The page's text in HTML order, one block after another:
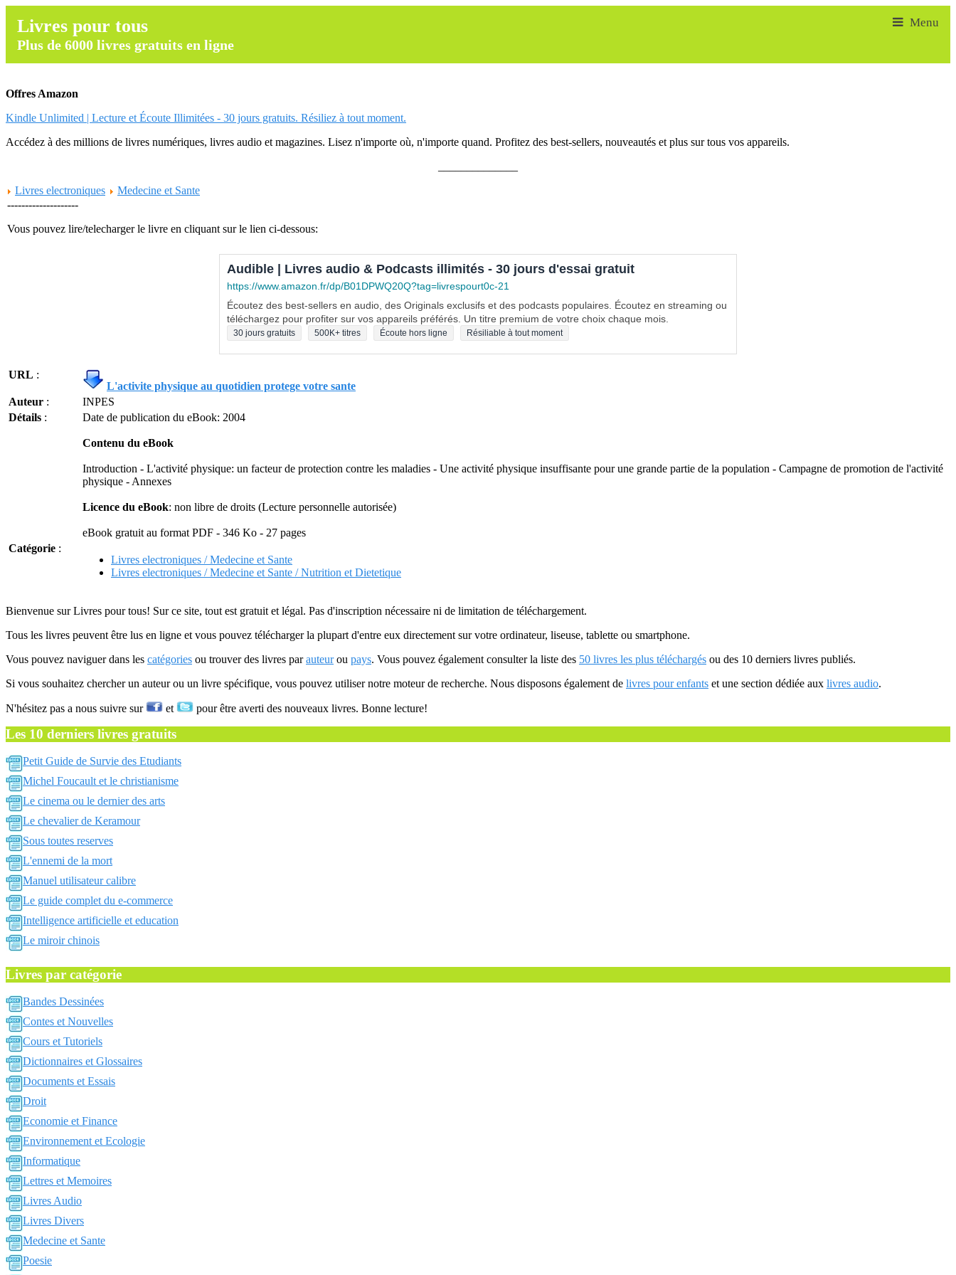
Livres pour tous
Plus de 6000 livres gratuits en ligne
Offres Amazon
Kindle Unlimited | Lecture et Écoute Illimitées - 30 jours gratuits. Résiliez à tout moment.
Accédez à des millions de livres numériques, livres audio et magazines. Lisez n'importe où, n'importe quand. Profitez des best-sellers, nouveautés et plus sur tous vos appareils.
Livres electroniques
Medecine et Sante
--------------------
Vous pouvez lire/telecharger le livre en cliquant sur le lien ci-dessous:
Audible | Livres audio & Podcasts illimités - 30 jours d'essai gratuit
https://www.amazon.fr/dp/B01DPWQ20Q?tag=livrespourt0c-21
Écoutez des best-sellers en audio, des Originals exclusifs et des podcasts populaires. Écoutez en streaming ou
téléchargez pour profiter sur vos appareils préférés. Un titre premium de votre choix chaque mois.
30 jours gratuits 500K+ titres Écoute hors ligne Résiliable à tout moment
URL :
L'activite physique au quotidien protege votre sante
Auteur :
INPES
Détails : Date de publication du eBook: 2004
Contenu du eBook
Introduction - L'activité physique: un facteur de protection contre les maladies - Une activité physique insuffisante pour une grande partie de la population - Campagne de promotion de l'activité
physique - Annexes
Licence du eBook: non libre de droits (Lecture personnelle autorisée)
eBook gratuit au format PDF - 346 Ko - 27 pages
Catégorie :
Livres electroniques / Medecine et Sante
Livres electroniques / Medecine et Sante / Nutrition et Dietetique
Bienvenue sur Livres pour tous! Sur ce site, tout est gratuit et légal. Pas d'inscription nécessaire ni de limitation de téléchargement.
Tous les livres peuvent être lus en ligne et vous pouvez télécharger la plupart d'entre eux directement sur votre ordinateur, liseuse, tablette ou smartphone.
Vous pouvez naviguer dans les catégories ou trouver des livres parauteurou pays. Vous pouvez également consulter la liste des 50 livres les plus téléchargés ou des 10 derniers livres publiés.
Si vous souhaitez chercher un auteur ou un livre spécifique, vous pouvez utiliser notre moteur de recherche. Nous disposons également de livres pour enfants et une section dédiée aux livres audio.
N'hésitez pas a nous suivre sur et pour être averti des nouveaux livres. Bonne lecture!
Les 10 derniers livres gratuits
Petit Guide de Survie des Etudiants
Michel Foucault et le christianisme
Le cinema ou le dernier des arts
Le chevalier de Keramour
Sous toutes reserves
L'ennemi de la mort
Manuel utilisateur calibre
Le guide complet du e-commerce
Intelligence artificielle et education
Le miroir chinois
Livres par catégorie
Bandes Dessinées
Contes et Nouvelles
Cours et Tutoriels
Dictionnaires et Glossaires
Documents et Essais
Droit
Economie et Finance
Environnement et Ecologie
Informatique
Lettres et Memoires
Livres Audio
Livres Divers
Medecine et Sante
Poesie